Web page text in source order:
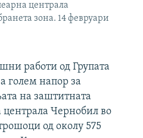
централа
зона. 14 февруари
работи од Групата
голем напор за
на заштитната
централа Чернобил во
од околу 575